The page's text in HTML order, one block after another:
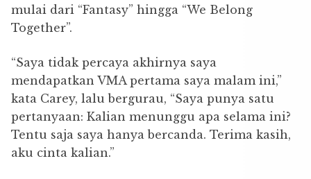
mulai dari “Fantasy” hingga “We Belong
Together”.
“Saya tidak percaya akhirnya saya
mendapatkan VMA pertama saya malam ini,”
kata Carey, lalu bergurau, “Saya punya satu
pertanyaan: Kalian menunggu apa selama ini?
Tentu saja saya hanya bercanda. Terima kasih,
aku cinta kalian.”